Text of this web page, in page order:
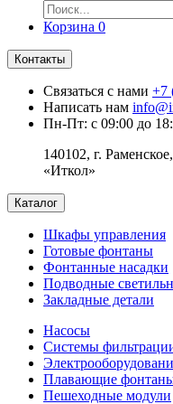
Корзина 0
Контакты
Связаться с нами +7
Написать нам
Пн-Пт: с 09:00 до
140102, г.
«Иткол»
Каталог
Шкафы управления
Готовые фонтаны
Фонтанные насадки
Подводные
Закладные детали
Насосы
Системы
Плавающие
Пешеходные модули